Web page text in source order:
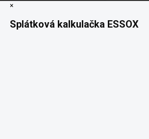
×
Splátková kalkulačka ESSOX